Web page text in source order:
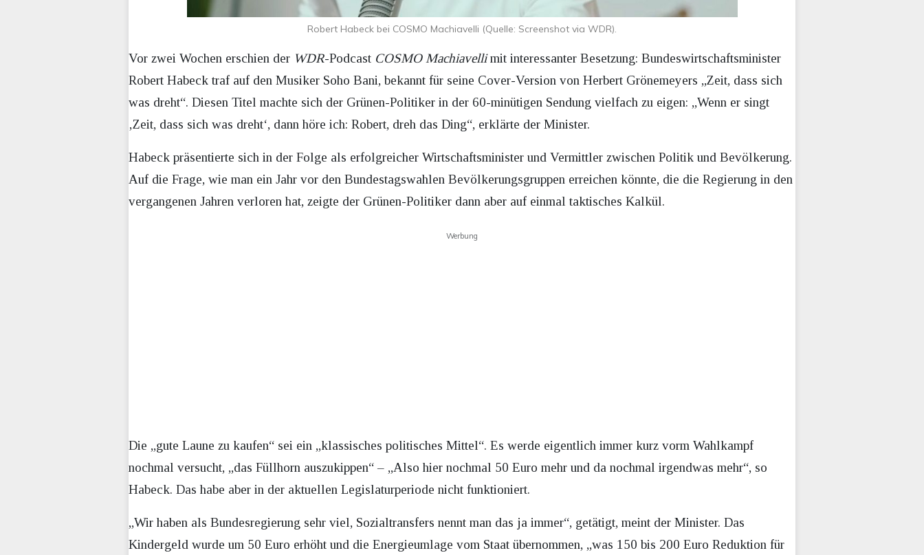
Robert Habeck bei COSMO Machiavelli (Quelle: Screenshot via WDR).
Vor zwei Wochen erschien der WDR-Podcast COSMO Machiavellimit interessanter Besetzung: Bundeswirtschaftsminister
Robert Habeck traf auf den Musiker Soho Bani, bekannt für seine Cover-Version von Herbert Grönemeyers „Zeit, dass sich
was dreht“. Diesen Titel machte sich der Grünen-Politiker in der 60-minütigen Sendung vielfach zu eigen: „Wenn er singt
‚Zeit, dass sich was dreht‘, dann höre ich: Robert, dreh das Ding“, erklärte der Minister.
Habeck präsentierte sich in der Folge als erfolgreicher Wirtschaftsminister und Vermittler zwischen Politik und Bevölkerung.
Auf die Frage, wie man ein Jahr vor den Bundestagswahlen Bevölkerungsgruppen erreichen könnte, die die Regierung in den
vergangenen Jahren verloren hat, zeigte der Grünen-Politiker dann aber auf einmal taktisches Kalkül.
Werbung
Die „gute Laune zu kaufen“ sei ein „klassisches politisches Mittel“. Es werde eigentlich immer kurz vorm Wahlkampf
nochmal versucht, „das Füllhorn auszukippen“ – „Also hier nochmal 50 Euro mehr und da nochmal irgendwas mehr“, so
Habeck. Das habe aber in der aktuellen Legislaturperiode nicht funktioniert.
„Wir haben als Bundesregierung sehr viel, Sozialtransfers nennt man das ja immer“, getätigt, meint der Minister. Das
Kindergeld wurde um 50 Euro erhöht und die Energieumlage vom Staat übernommen, „was 150 bis 200 Euro Reduktion für